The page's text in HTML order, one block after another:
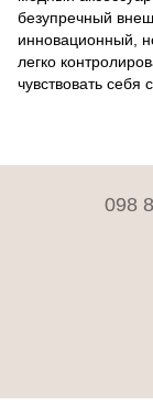
безупречный
инновационный,
легко
чувствовать себя
098